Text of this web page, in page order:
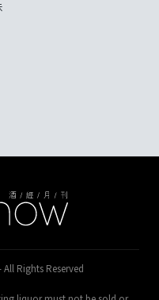
Rights Reserved